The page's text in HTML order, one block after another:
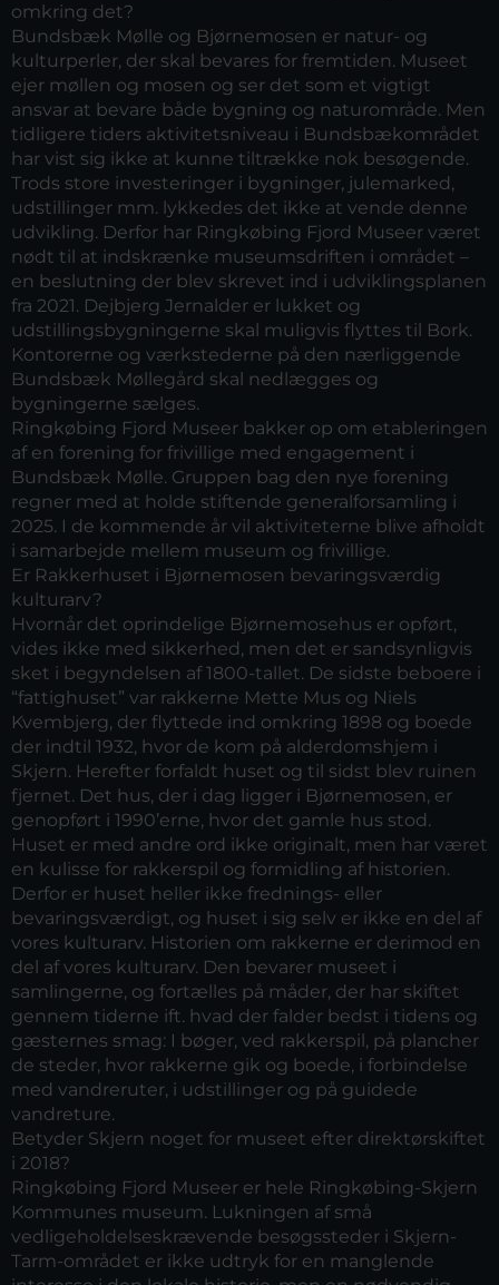
omkring det?
Bundsbæk Mølle og Bjørnemosen er natur- og
kulturperler, der skal bevares for fremtiden. Museet
ejer møllen og mosen og ser det som et vigtigt
ansvar at bevare både bygning og naturområde. Men
tidligere tiders aktivitetsniveau i Bundsbækområdet
har vist sig ikke at kunne tiltrække nok besøgende.
Trods store investeringer i bygninger, julemarked,
udstillinger mm. lykkedes det ikke at vende denne
udvikling. Derfor har Ringkøbing Fjord Museer været
nødt til at indskrænke museumsdriften i området –
en beslutning der blev skrevet ind i udviklingsplanen
fra 2021. Dejbjerg Jernalder er lukket og
udstillingsbygningerne skal muligvis flyttes til Bork.
Kontorerne og værkstederne på den nærliggende
Bundsbæk Møllegård skal nedlægges og
bygningerne sælges.
Ringkøbing Fjord Museer bakker op om etableringen
af en forening for frivillige med engagement i
Bundsbæk Mølle. Gruppen bag den nye forening
regner med at holde stiftende generalforsamling i
2025. I de kommende år vil aktiviteterne blive afholdt
i samarbejde mellem museum og frivillige.
Er Rakkerhuset i Bjørnemosen bevaringsværdig
kulturarv?
Hvornår det oprindelige Bjørnemosehus er opført,
vides ikke med sikkerhed, men det er sandsynligvis
sket i begyndelsen af 1800-­tallet. De sidste beboere i
“fattighuset” var rakkerne Mette Mus og Niels
Kvembjerg, der flyttede ind omkring 1898 og boede
der indtil 1932, hvor de kom på alderdomshjem i
Skjern. Herefter forfaldt huset og til sidst blev ruinen
fjernet. Det hus, der i dag ligger i Bjørnemosen, er
genopført i 1990’erne, hvor det gamle hus stod.
Huset er med andre ord ikke originalt, men har været
en kulisse for rakkerspil og formidling af historien.
Derfor er huset heller ikke frednings- eller
bevaringsværdigt, og huset i sig selv er ikke en del af
vores kulturarv. Historien om rakkerne er derimod en
del af vores kulturarv. Den bevarer museet i
samlingerne, og fortælles på måder, der har skiftet
gennem tiderne ift. hvad der falder bedst i tidens og
gæsternes smag: I bøger, ved rakkerspil, på plancher
de steder, hvor rakkerne gik og boede, i forbindelse
med vandreruter, i udstillinger og på guidede
vandreture.
Betyder Skjern noget for museet efter direktørskiftet
i 2018?
Ringkøbing Fjord Museer er hele Ringkøbing-Skjern
Kommunes museum. Lukningen af små
vedligeholdelseskrævende besøgssteder i Skjern-
Tarm-området er ikke udtryk for en manglende